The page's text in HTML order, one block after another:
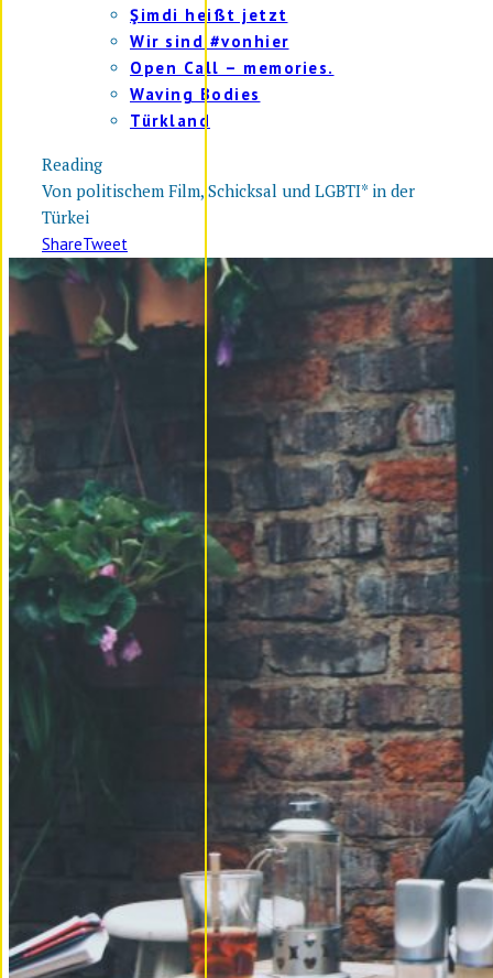
Şimdi heißt jetzt
Wir sind #vonhier
Open Call – memories.
Waving Bodies
Türkland
Reading
Von politischem Film, Schicksal und LGBTI* in der
Türkei
ShareTweet